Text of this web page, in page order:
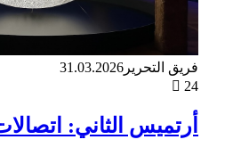
فريق التحرير 31.03.2026
24
أرتميس الثاني: